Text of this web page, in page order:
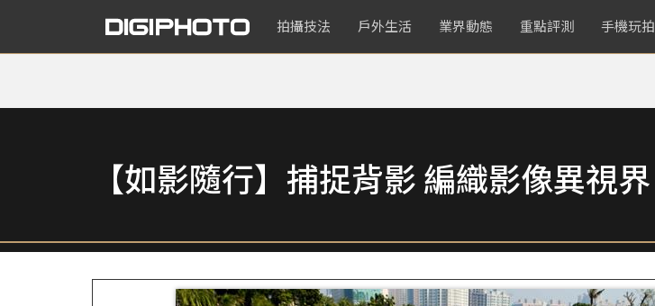
拍攝技法 戶外生活 業界動態 重點評測 手機玩拍
【如影隨行】捕捉背影 編織影像異視界